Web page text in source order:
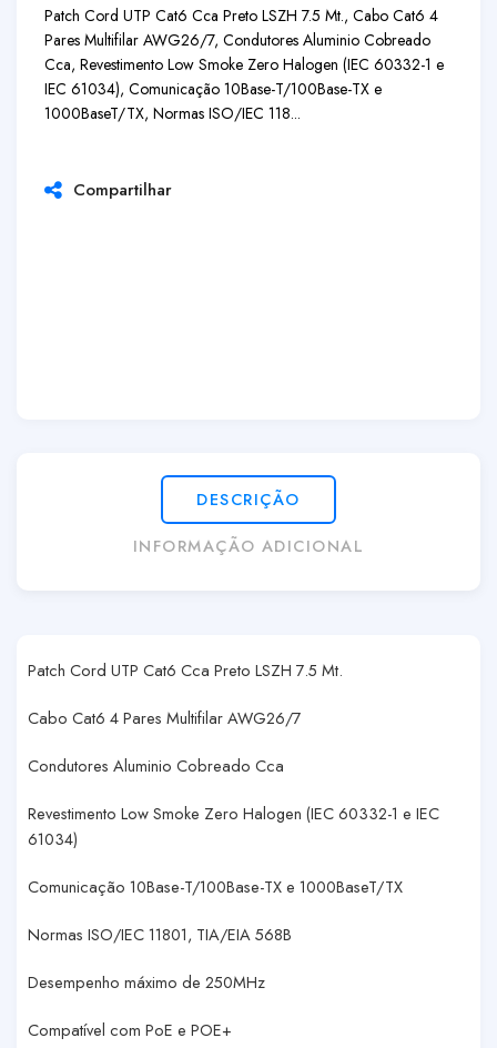
Patch Cord UTP Cat6 Cca Preto LSZH 7.5 Mt., Cabo Cat6 4
Pares Multifilar AWG26/7, Condutores Aluminio Cobreado
Cca, Revestimento Low Smoke Zero Halogen (IEC 60332-1 e
IEC 61034), Comunicação 10Base-T/100Base-TX e
1000BaseT/TX, Normas ISO/IEC 118...
Compartilhar
DESCRIÇÃO
INFORMAÇÃO ADICIONAL
Patch Cord UTP Cat6 Cca Preto LSZH 7.5 Mt.
Cabo Cat6 4 Pares Multifilar AWG26/7
Condutores Aluminio Cobreado Cca
Revestimento Low Smoke Zero Halogen (IEC 60332-1 e IEC
61034)
Comunicação 10Base-T/100Base-TX e 1000BaseT/TX
Normas ISO/IEC 11801, TIA/EIA 568B
Desempenho máximo de 250MHz
Compatível com PoE e POE+